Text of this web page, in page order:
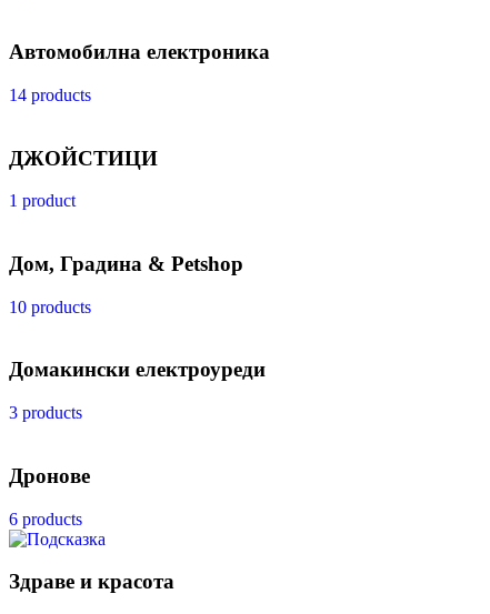
Автомобилна електроника
14 products
ДЖОЙСТИЦИ
1 product
Дом, Градина & Petshop
10 products
Домакински електроуреди
3 products
Дронове
6 products
Здраве и красота